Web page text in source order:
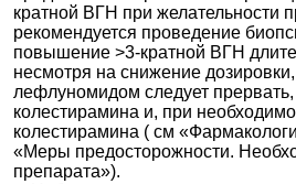
кратной ВГН при желательности
рекомендуется проведение
повышение >3-кратной ВГН
несмотря на снижение
лефлуномидом следует
колестирамина и, при
колестирамина ( см
«Меры предосторожности.
препарата»).